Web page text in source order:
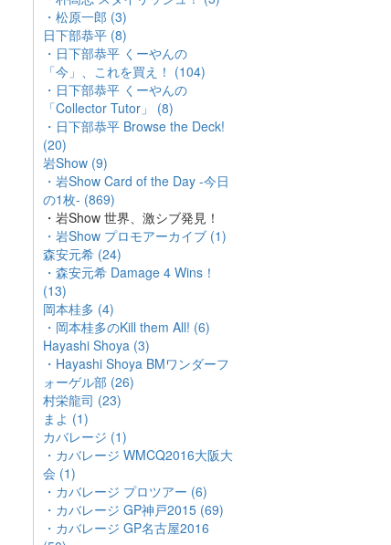
・松原一郎 (3)
日下部恭平 (8)
・日下部恭平 くーやんの
「今」、これを買え！ (104)
・日下部恭平 くーやんの
「Collector Tutor」 (8)
・日下部恭平 Browse the Deck!
(20)
岩Show (9)
・岩Show Card of the Day -今日
の1枚- (869)
・岩Show 世界、激シブ発見！
・岩Show プロモアーカイブ (1)
森安元希 (24)
・森安元希 Damage 4 Wins！
(13)
岡本桂多 (4)
・岡本桂多のKill them All! (6)
Hayashi Shoya (3)
・Hayashi Shoya BMワンダーフ
ォーゲル部 (26)
村栄龍司 (23)
まよ (1)
カバレージ (1)
・カバレージ WMCQ2016大阪大
会 (1)
・カバレージ プロツアー (6)
・カバレージ GP神戸2015 (69)
・カバレージ GP名古屋2016